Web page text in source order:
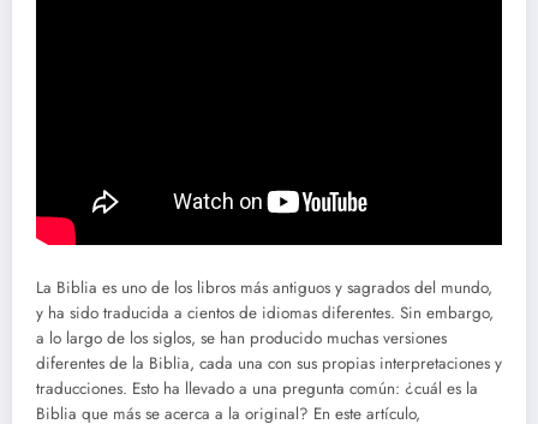
La Biblia es uno de los libros más antiguos y sagrados del mundo,
y ha sido traducida a cientos de idiomas diferentes. Sin embargo,
a lo largo de los siglos, se han producido muchas versiones
diferentes de la Biblia, cada una con sus propias interpretaciones y
traducciones. Esto ha llevado a una pregunta común: ¿cuál es la
Biblia que más se acerca a la original? En este artículo,